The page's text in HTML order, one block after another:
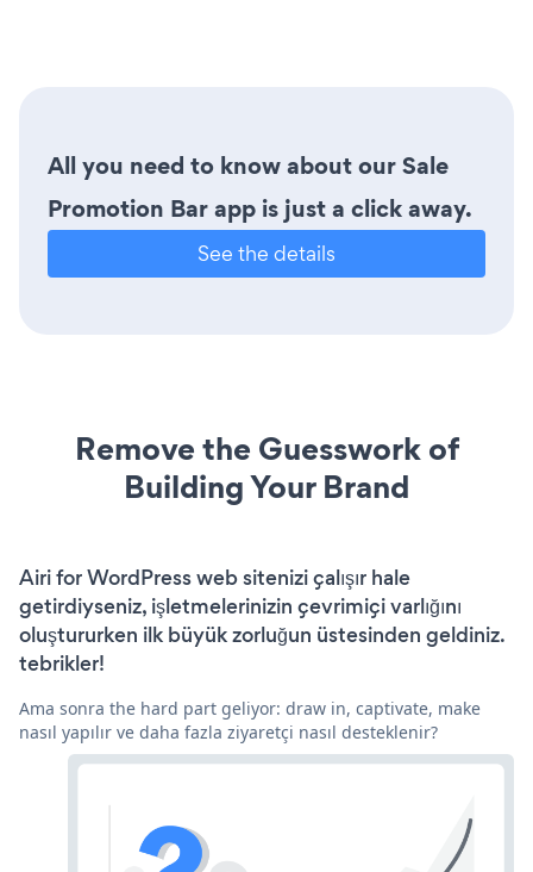
All you need to know about our Sale
Promotion Bar app is just a click away.
See the details
Remove the Guesswork of
Building Your Brand
Airi for WordPress web sitenizi çalışır hale
getirdiyseniz, işletmelerinizin çevrimiçi varlığını
oluştururken ilk büyük zorluğun üstesinden geldiniz.
tebrikler!
Ama sonra the hard part geliyor: draw in, captivate, make
nasıl yapılır ve daha fazla ziyaretçi nasıl desteklenir?